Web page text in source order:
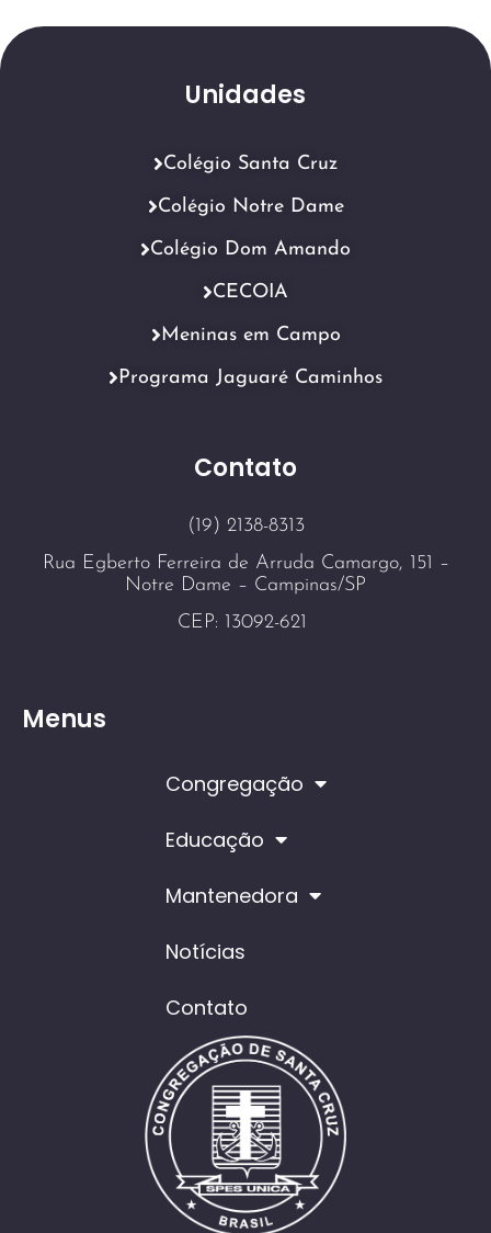
Contato
(19) 2138-8313
Rua Egberto Ferreira de Arruda Camargo, 151 –
Notre Dame – Campinas/SP
CEP: 13092-621
Menus
Congregação
Educação
Mantenedora
Notícias
Contato
Unidades
Colégio Santa Cruz
Colégio Notre Dame
Colégio Dom Amando
CECOIA
Meninas em Campo
Programa Jaguaré Caminhos